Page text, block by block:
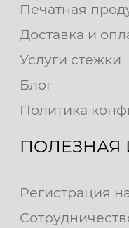
Печатная
Доставка и
Услуги стежки
Блог
Политика
Регистрация